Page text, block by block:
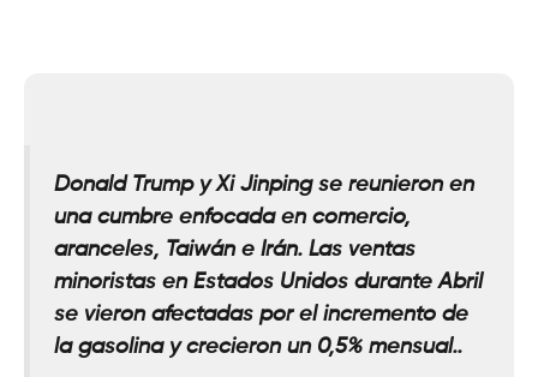
Donald Trump y Xi Jinping se reunieron en
una cumbre enfocada en comercio,
aranceles, Taiwán e Irán. Las ventas
minoristas en Estados Unidos durante Abril
se vieron afectadas por el incremento de
la gasolina y crecieron un 0,5% mensual..